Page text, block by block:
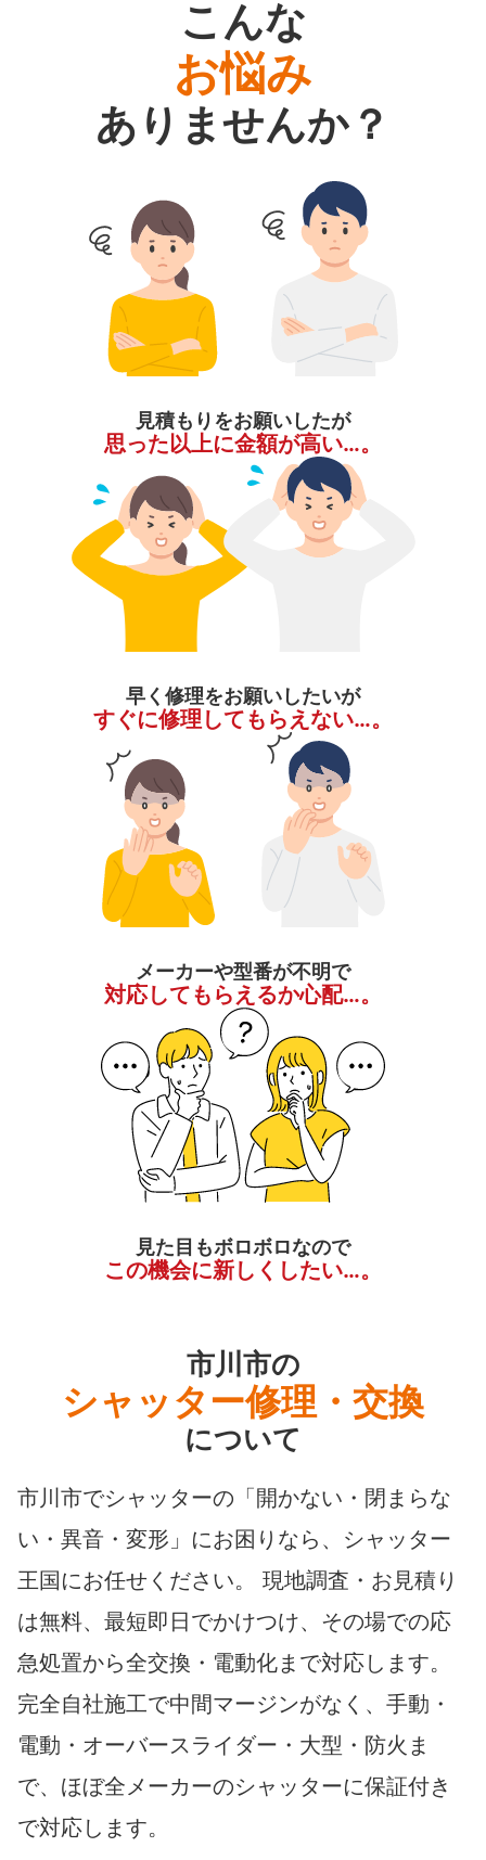
こんな
お悩み
ありませんか？
見積もりをお願いしたが
思った以上に金額が高い…。
早く修理をお願いしたいが
すぐに修理してもらえない…。
メーカーや型番が不明で
対応してもらえるか心配…。
見た目もボロボロなので
この機会に新しくしたい…。
市川市の
シャッター修理・交換
について
市川市でシャッターの「開かない・閉まらな
い・異音・変形」にお困りなら、シャッター
王国にお任せください。 現地調査・お見積り
は無料、最短即日でかけつけ、その場での応
急処置から全交換・電動化まで対応します。
完全自社施工で中間マージンがなく、手動・
電動・オーバースライダー・大型・防火ま
で、ほぼ全メーカーのシャッターに保証付き
で対応します。